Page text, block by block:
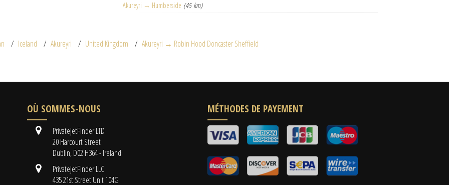
Akureyri → Humberside (45 km)
Iceland Akureyri United Kingdom Akureyri → Robin Hood Doncaster Sheffield
OÙ SOMMES-NOUS
PrivateJetFinder LTD
20 Harcourt Street
Dublin, D02 H364 - Ireland
PrivateJetFinder LLC
435 21st Street Unit 104G
MÉTHODES DE PAYEMENT